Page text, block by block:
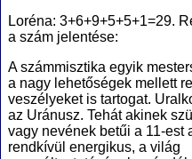
Loréna: 3+6+9+5+5+1=29.
a szám jelentése:
A számmisztika egyik
a nagy lehetőségek mellett
veszélyeket is tartogat.
az Uránusz. Tehát akinek
vagy nevének betűi a 11-est
rendkívül energikus, a világ